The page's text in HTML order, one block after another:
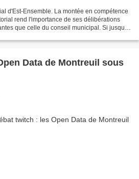
d'Est-Ensemble. La montée en compétence
rend l'importance de ses délibérations
que celle du conseil municipal. Si jusqu'à
Data de Montreuil sous